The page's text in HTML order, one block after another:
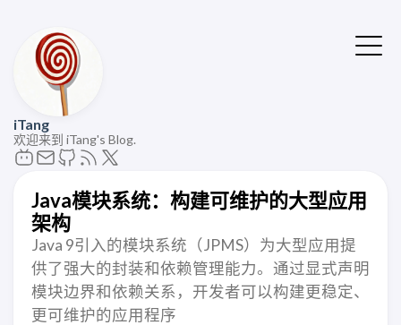
iTang
欢迎来到 iTang's Blog.
Java模块系统：构建可维护的大型应用
架构
Java 9引入的模块系统（JPMS）为大型应用提
供了强大的封装和依赖管理能力。通过显式声明
模块边界和依赖关系，开发者可以构建更稳定、
更可维护的应用程序